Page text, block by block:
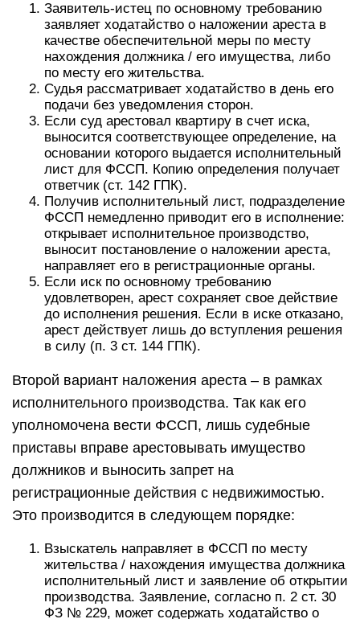
Заявитель-истец по основному требованию
заявляет ходатайство о наложении ареста в
качестве обеспечительной меры по месту
нахождения должника / его имущества, либо
по месту его жительства.
Судья рассматривает ходатайство в день его
подачи без уведомления сторон.
Если суд арестовал квартиру в счет иска,
выносится соответствующее определение, на
основании которого выдается исполнительный
лист для ФССП. Копию определения получает
ответчик (ст. 142 ГПК).
Получив исполнительный лист, подразделение
ФССП немедленно приводит его в исполнение:
открывает исполнительное производство,
выносит постановление о наложении ареста,
направляет его в регистрационные органы.
Если иск по основному требованию
удовлетворен, арест сохраняет свое действие
до исполнения решения. Если в иске отказано,
арест действует лишь до вступления решения
в силу (п. 3 ст. 144 ГПК).
Второй вариант наложения ареста – в рамках
исполнительного производства. Так как его
уполномочена вести ФССП, лишь судебные
приставы вправе арестовывать имущество
должников и выносить запрет на
регистрационные действия с недвижимостью.
Это производится в следующем порядке:
Взыскатель направляет в ФССП по месту
жительства / нахождения имущества должника
исполнительный лист и заявление об открытии
производства. Заявление, согласно п. 2 ст. 30
ФЗ № 229, может содержать ходатайство о